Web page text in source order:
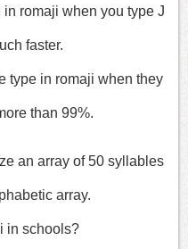
in romaji when you type J
faster.
type in romaji when they
than 99%.
an array of 50 syllables
array.
in schools?